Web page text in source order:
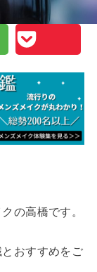
の高橋です。
おすすめをご